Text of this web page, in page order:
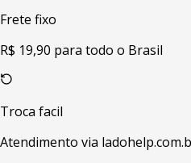
Frete fixo
R$ 19,90 para todo o Brasil
Troca facil
Atendimento via